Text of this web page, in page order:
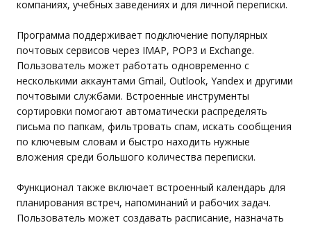
компаниях, учебных заведениях и для личной переписки.
Программа поддерживает подключение популярных
почтовых сервисов через IMAP, POP3 и Exchange.
Пользователь может работать одновременно с
несколькими аккаунтами Gmail, Outlook, Yandex и другими
почтовыми службами. Встроенные инструменты
сортировки помогают автоматически распределять
письма по папкам, фильтровать спам, искать сообщения
по ключевым словам и быстро находить нужные
вложения среди большого количества переписки.
Функционал также включает встроенный календарь для
планирования встреч, напоминаний и рабочих задач.
Пользователь может создавать расписание, назначать